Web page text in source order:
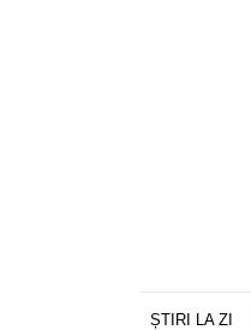
ȘTIRI LA ZI